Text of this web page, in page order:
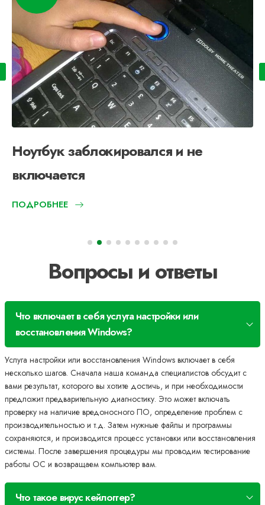
Ноутбук заблокировался и не
включается
ПОДРОБНЕЕ
Вопросы и ответы
Что включает в себя услуга настройки или
восстановления Windows?
Услуга настройки или восстановления Windows включает в себя
несколько шагов. Сначала наша команда специалистов обсудит с
вами результат, которого вы хотите достичь, и при необходимости
предложит предварительную диагностику. Это может включать
проверку на наличие вредоносного ПО, определение проблем с
производительностью и т.д. Затем нужные файлы и программы
сохраняются, и производится процесс установки или восстановления
системы. После завершения процедуры мы проводим тестирование
работы ОС и возвращаем компьютер вам.
Что такое вирус кейлоггер?